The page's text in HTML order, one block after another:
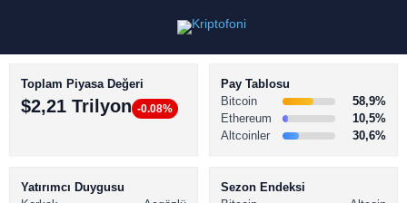
BİTCOİN HABERLERİ
Toplam Piyasa Değeri
$2,21 Trilyon -0.08%
Pay Tablosu
Bitcoin
58,9%
Ethereum
10,5%
Altcoinler
30,6%
Yatırımcı Duygusu
Sezon Endeksi